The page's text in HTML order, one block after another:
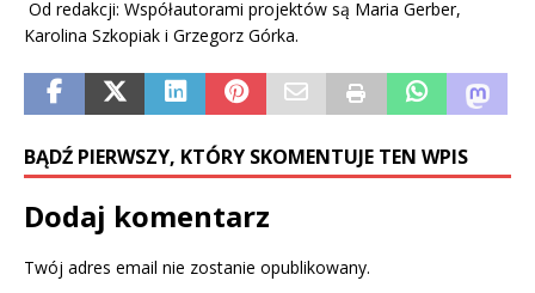
Od redakcji: Współautorami projektów są Maria Gerber,
Karolina Szkopiak i Grzegorz Górka.
BĄDŹ PIERWSZY, KTÓRY SKOMENTUJE TEN WPIS
Dodaj komentarz
Twój adres email nie zostanie opublikowany.